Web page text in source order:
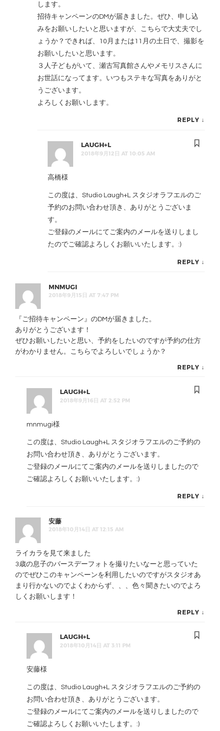
します。
招待キャンペーンのDMが届きました。ぜひ、申し込
みをお願いしたいと思いますが、こちらで大丈夫でし
ょうか？できれば、10月または11月の土日で、撮影を
お願いしたいと思います。
３人子どもがいて、瀬古写真館さんやメモリスさんに
お世話になってます。いつもステキな写真をありがと
うございます。
よろしくお願いします。
REPLY ↓
LAUGH+L
2018年9月12日 AT 10:05 AM
高橋様
この度は、Studio Laugh+L スタジオラフエルのご
予約のお問い合わせ頂き、ありがとうございま
す。
ご登録のメールにてご案内のメールを送りしまし
たのでご確認よろしくお願いいたします。:)
REPLY ↓
MNMUGI
2018年9月15日 AT 7:47 PM
『ご招待キャンペーン』のDMが届きました。
ありがとうございます！
ぜひお願いしたいと思い、予約をしたいのですが予約の仕方
がわかりません。こちらでよろしいでしょうか？
REPLY ↓
LAUGH+L
2018年9月16日 AT 2:52 PM
mnmugi様
この度は、Studio Laugh+L スタジオラフエルのご予約の
お問い合わせ頂き、ありがとうございます。
ご登録のメールにてご案内のメールを送りしましたので
ご確認よろしくお願いいたします。:)
REPLY ↓
安藤
2018年10月14日 AT 12:15 AM
ライカラを見て来ました
3歳の息子のバースデーフォトを撮りたいなーと思っていた
のでぜひこのキャンペーンを利用したいのですがスタジオあ
まり行かないのでよくわからず、、、色々聞きたいのでよろ
しくお願いします！
REPLY ↓
LAUGH+L
2018年10月14日 AT 3:11 PM
安藤様
この度は、Studio Laugh+L スタジオラフエルのご予約の
お問い合わせ頂き、ありがとうございます。
ご登録のメールにてご案内のメールを送りしましたので
ご確認よろしくお願いいたします。:)